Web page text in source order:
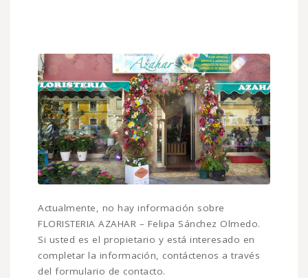
Actualmente, no hay información sobre
FLORISTERIA AZAHAR – Felipa Sánchez Olmedo.
Si usted es el propietario y está interesado en
completar la información, contáctenos a través
del formulario de contacto.